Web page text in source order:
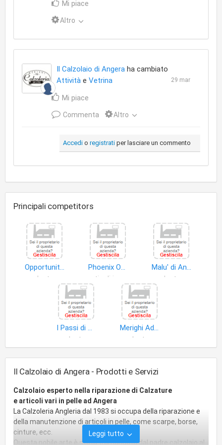
Mi piace
Altro
Il Calzolaio di Angera ha cambiato
Attività e Vetrina 29 mar
Mi piace
Commenta Altro
Accedi o registrati per lasciare un commento
Principali competitors
Opportunity S.r.l
calzature
Phoenix One di Carrieri Denis
Malu' di Andreotti Giovanna
calzature
I Passi di Alice di Pignata Debora
calzature
Merighi Adriano
calzature
Il Calzolaio di Angera - Prodotti e Servizi
Calzolaio esperto nella riparazione di Calzature
e articoli vari in pelle ad Angera
La Calzoleria Angleria dal 1983 si occupa della riparazione e
della manutenzione di articoli in pelle, come scarpe, borse,
cinture, ecc.
Questa nobile arte è stata tramandata dal padre calzolaio al
Leggi tutto